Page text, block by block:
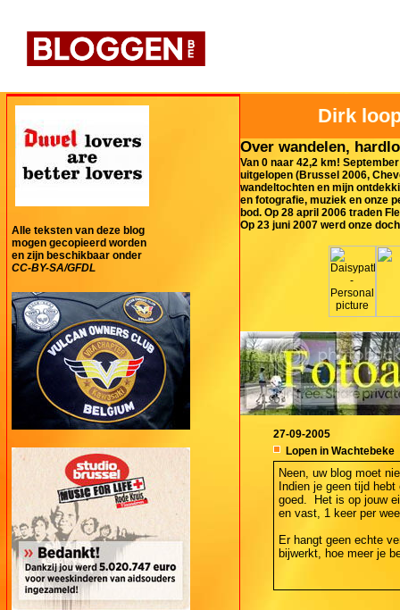
Alle teksten van deze blog
mogen gecopieerd worden
en zijn beschikbaar onder
CC-BY-SA/GFDL
Dirk
Over wandelen,
Van 0 naar 42,2 km!
uitgelopen (Brussel 2006,
wandeltochten en mijn
en fotografie, muziek en onze
bod. Op 28 april 2006 traden
Op 23 juni 2007 werd onze
27-09-2005
Lopen in Wachtebeke
Neen, uw blog moet
Indien je geen tijd
goed. Het is op jouw
en vast, 1 keer per
Er hangt geen echte
bijwerkt, hoe meer je